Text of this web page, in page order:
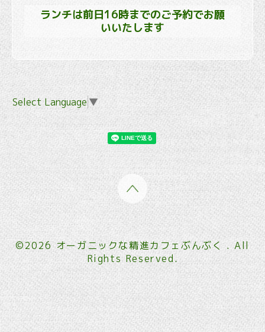
ランチは前日16時までのご予約でお願
いいたします
Select Language ▼
©2026オーガニックな精進カフェぶんぶく . All
Rights Reserved.